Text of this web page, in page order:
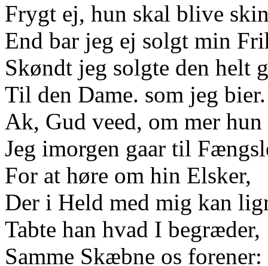
Frygt ej, hun skal blive
End bar jeg ej solgt min
Skøndt jeg solgte den helt
Til den Dame. som jeg bier.
Ak, Gud veed, om mer
Jeg imorgen gaar til
For at høre om hin Elsker,
Der i Held med mig kan
Tabte han hvad I begræder,
Samme Skæbne os forener: